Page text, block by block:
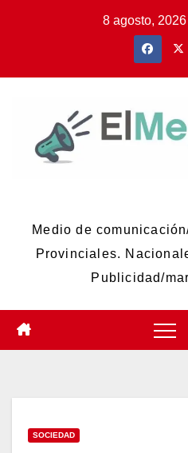
8 agosto, 2026
Medio de
Provinciales.
Publicidad/
SOCIEDAD